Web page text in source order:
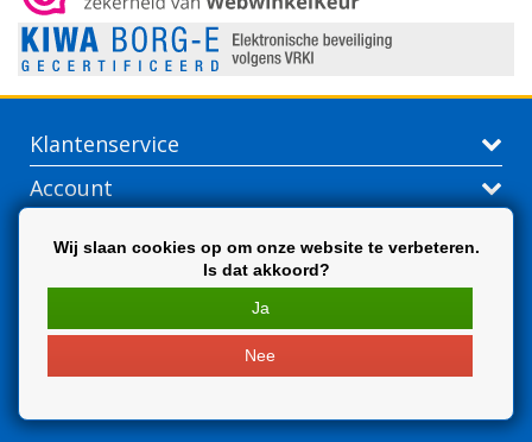
Klantenservice
Account
Wij slaan cookies op om onze website te verbeteren.
Is dat akkoord?
Ja
Nee